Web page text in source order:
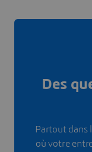
Des
Partout dans
où votre